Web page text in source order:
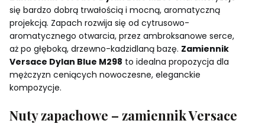
się bardzo dobrą trwałością i mocną, aromatyczną
projekcją. Zapach rozwija się od cytrusowo-
aromatycznego otwarcia, przez ambroksanowe serce,
aż po głęboką, drzewno-kadzidlaną bazę. Zamiennik
Versace Dylan Blue M298 to idealna propozycja dla
mężczyzn ceniących nowoczesne, eleganckie
kompozycje.
Nuty zapachowe – zamiennik Versace